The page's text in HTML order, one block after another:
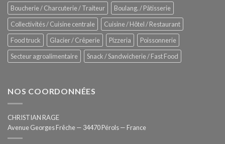
totale
automatisée
Boucherie / Charcuterie / Traiteur
Boulang. / Pâtisserie
Collectivités / Cuisine centrale
Cuisine / Hôtel / Restaurant
Food truck
Glacier / Crêperie Pizzeria
Poissonnerie
Secteur agroalimentaire
Snack / Sandwicherie / Fast Food
NOS COORDONNÉES
CHRISTIAN RAGE
Avenue Georges Frêche — 34470 Pérols — France